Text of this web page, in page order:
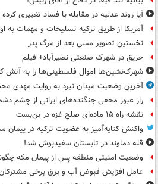
آیا روند عدلیه در مقابله با فساد تغییری
آمریکا از طریق ترکیه تسلیحات و مهمات به
نخستین تصویر مسی بعد از مرگ پدر
حریق در شهرک صنعتی نصیرآباد+ فیلم
شهرک‌نشین‌ها اموال فلسطینی‌ها را به آتش
آخرین وضعیت میدان نبرد به روایت مهدی
راز عبور مخفی جنگنده‌های ایرانی از چشم
نقشه راه ۱۵ ماده‌ای صلح غزه در بن‌بست
واکنش کنایه‌آمیز به عضویت ترکیه در پیمان
قله دماوند در تابستان سفیدپوش شد!
وضعیت امنیتی منطقه پس از پیمان مکه
عامل افزایش قبوض آب و برق برخی